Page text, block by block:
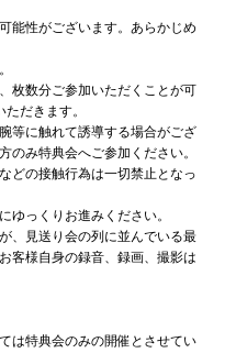
能性がございます。あらかじめ
枚数分ご参加いただくことが可
だきます。
等に触れて誘導する場合がござ
のみ特典会へご参加ください。
どの接触行為は一切禁止となっ
っくりお進みください。
、見送り会の列に並んでいる最
客様自身の録音、録画、撮影は
は特典会のみの開催とさせてい